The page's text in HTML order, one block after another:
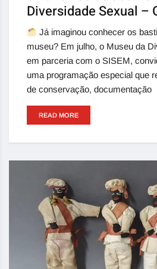
Diversidade Sexual –
Já imaginou conhecer os
museu? Em julho, o Museu da
em parceria com o SISEM,
uma programação especial que
de conservação, documentação
READ MORE